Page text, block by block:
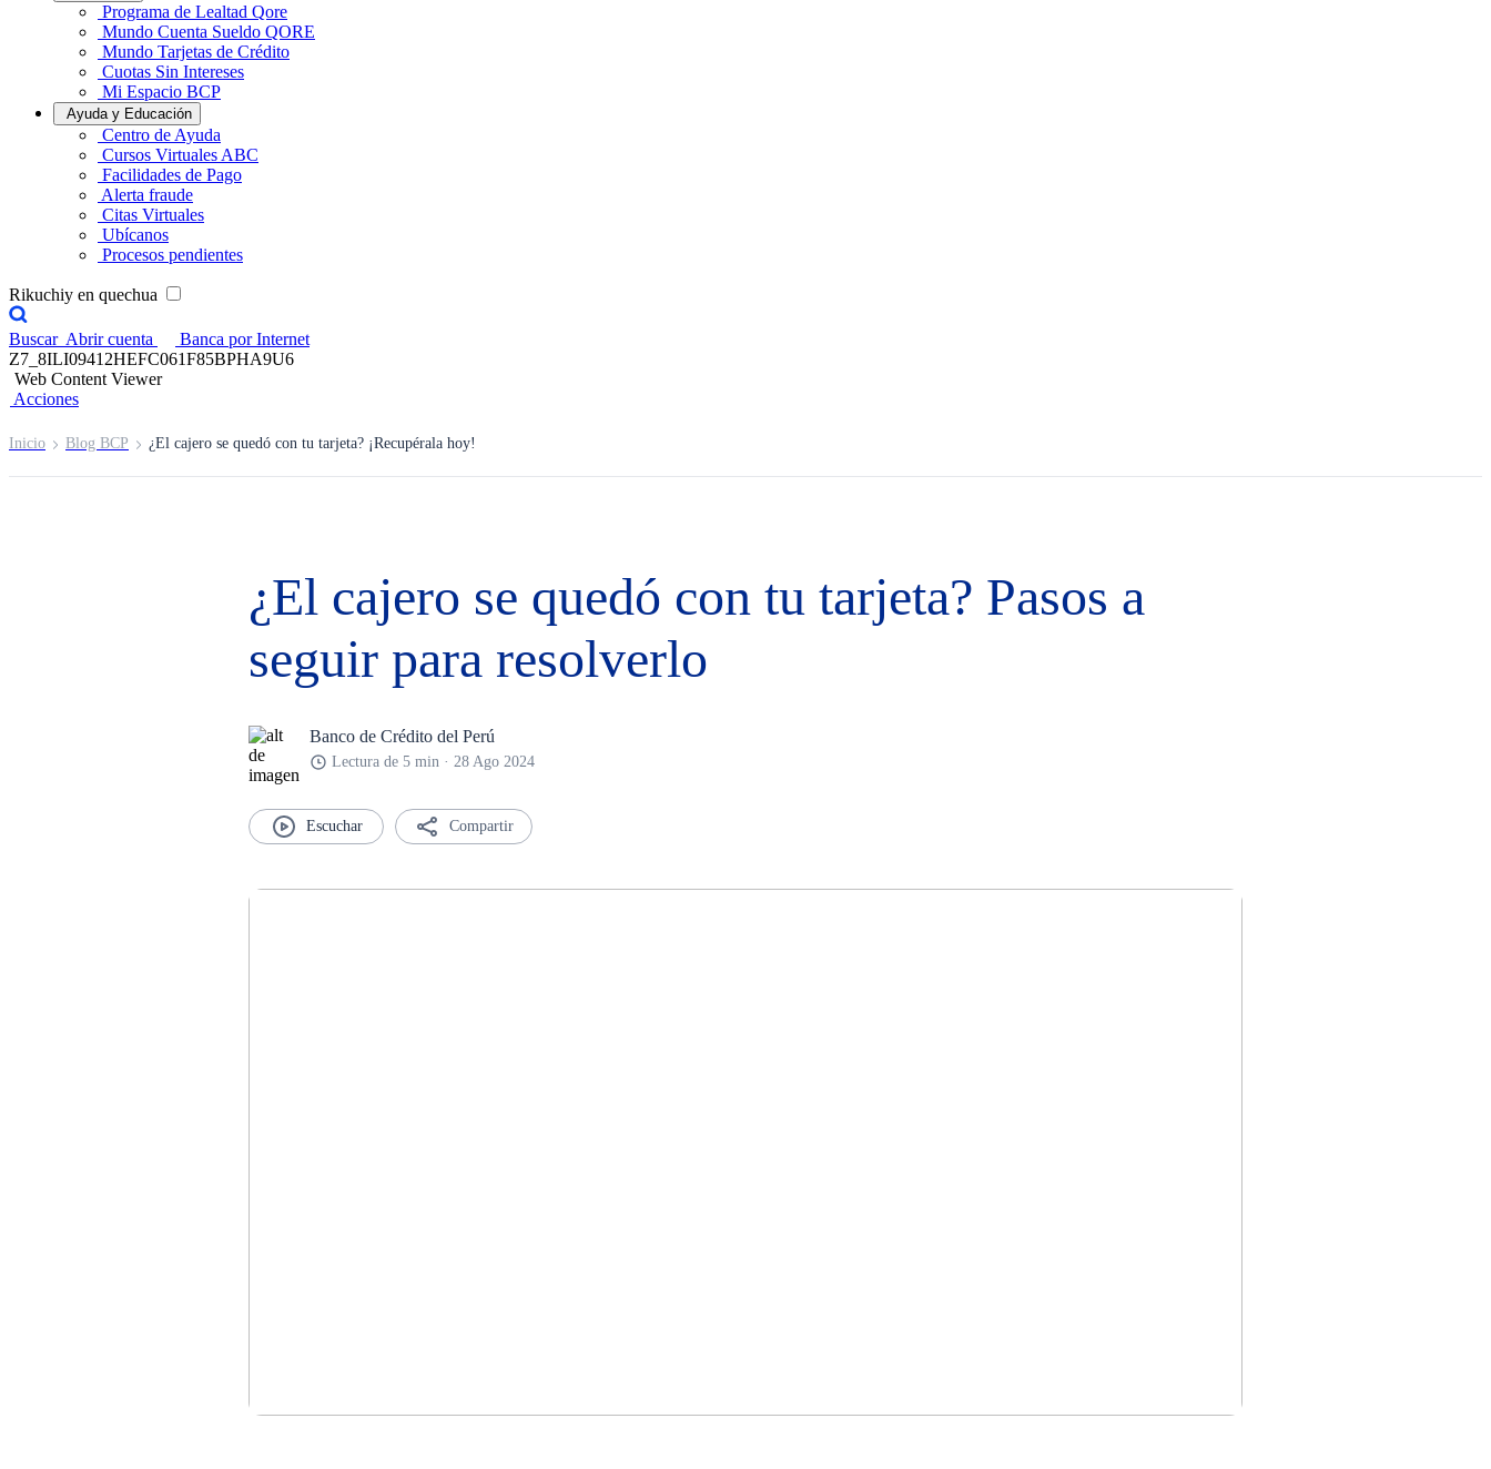
Programa de Lealtad Qore
Mundo Cuenta Sueldo QORE
Mundo Tarjetas de Crédito
Cuotas Sin Intereses
Mi Espacio BCP
Ayuda y Educación
Centro de Ayuda
Cursos Virtuales ABC
Facilidades de Pago
Alerta fraude
Citas Virtuales
Ubícanos
Procesos pendientes
Rikuchiy en quechua
Buscar Abrir cuenta
Banca por Internet
Z7_8ILI09412HEFC061F85BPHA9U6
Web Content Viewer
Acciones
Inicio Blog BCP ¿El cajero se quedó con tu tarjeta? ¡Recupérala hoy!
¿El cajero se quedó con tu tarjeta? Pasos a
seguir para resolverlo
Banco de Crédito del Perú
Lectura de 5 min · 28 Ago 2024
Compartir